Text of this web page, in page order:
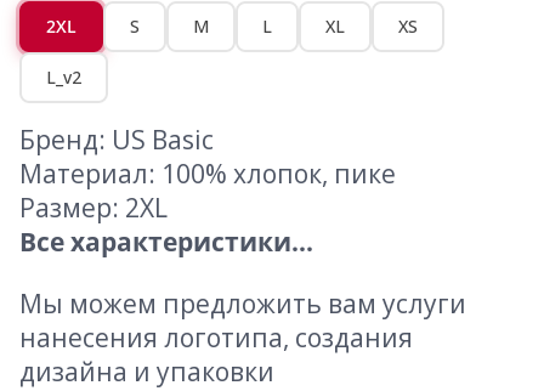
2XL S M L XL XS
L_v2
Бренд: US Basic
Материал: 100% хлопок, пике
Размер: 2XL
Все характеристики...
Мы можем предложить вам услуги
нанесения логотипа, создания
дизайна и упаковки